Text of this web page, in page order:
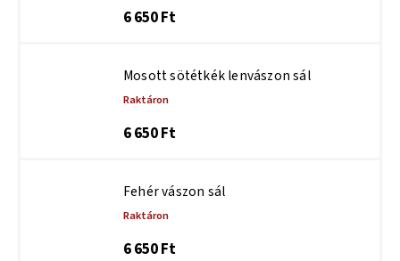
6 650 Ft
Mosott sötétkék lenvászon sál
Raktáron
6 650 Ft
Fehér vászon sál
Raktáron
6 650 Ft